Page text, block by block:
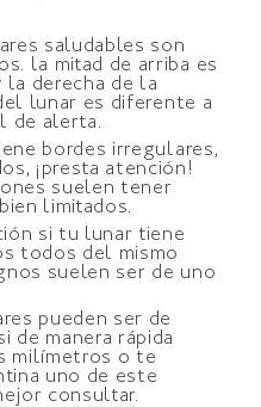
saludables son
la mitad de arriba es
la derecha de la
lunar es diferente a
de alerta.
bordes irregulares,
¡presta atención!
suelen tener
limitados.
si tu lunar tiene
todos del mismo
suelen ser de uno
pueden ser de
de manera rápida
milímetros o te
uno de este
consultar.